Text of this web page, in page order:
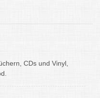
CDs und Vinyl,